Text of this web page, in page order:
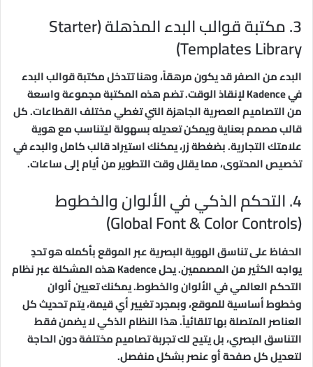
3. مكتبة قوالب البدء المذهلة (Starter
Templates Library)
البدء من الصفر قد يكون مرهقاً، وهنا تتدخل مكتبة قوالب البدء
في Kadence لإنقاذ الوقت. تضم هذه المكتبة مجموعة واسعة
من التصاميم العصرية الجاهزة التي تغطي مختلف القطاعات. كل
قالب مصمم بعناية ويمكن تعديله بسهولة ليتناسب مع هوية
علامتك التجارية. بضغطة زر، يمكنك استيراد قالب كامل والبدء في
تخصيص المحتوى، مما يقلل وقت التطوير من أيام إلى ساعات.
4. التحكم الذكي في الألوان والخطوط
(Global Font & Color Controls)
الحفاظ على تناسق الهوية البصرية عبر الموقع بأكمله هو تحدٍ
يواجه الكثير من المصممين. يحل Kadence هذه المشكلة عبر نظام
التحكم العالمي في الألوان والخطوط. يمكنك تعيين ألوان
وخطوط أساسية للموقع، وبمجرد تغيير أي قيمة، يتم تحديث كل
العناصر المتصلة بها تلقائياً. هذا النظام الذكي لا يضمن فقط
التناسق البصري، بل يتيح لك تجربة تصاميم مختلفة دون الحاجة
لتعديل كل صفحة أو عنصر بشكل منفصل.